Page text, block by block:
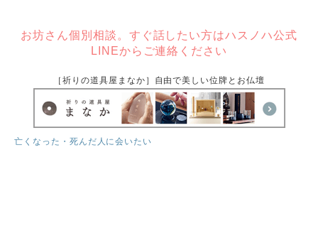
お坊さん個別相談。すぐ話したい方はハスノハ公式
LINEからご連絡ください
［祈りの道具屋まなか］自由で美しい位牌とお仏壇
亡くなった・死んだ人に会いたい